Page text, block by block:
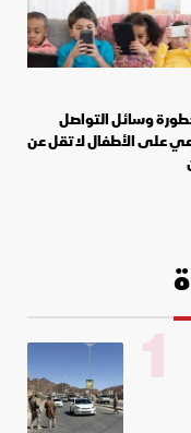
وسائل التواصل
على الأطفال لا تقل عن
1